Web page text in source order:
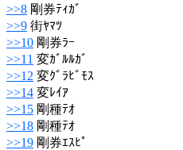
>>8 剛券ﾃｨｶﾞ
>>9 街ﾔﾏﾂ
>>10 剛券ﾗｰ
>>11 変ｶﾞﾙﾙｶﾞ
>>12 変ｸﾞﾗﾋﾞﾓｽ
>>14 変ﾚｲｱ
>>15 剛種ﾃｵ
>>18 剛種ﾃｵ
>>19 剛券ｴｽﾋﾟ